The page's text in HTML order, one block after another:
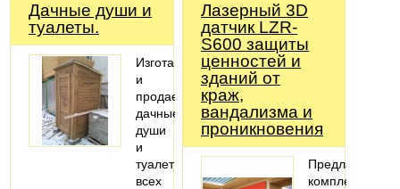
Дачные души и
туалеты.
Изготавливаем
и
продаем
дачные
души
и
туалеты
всех
Лазерный 3D
датчик LZR-
S600 защиты
ценностей и
зданий от
краж,
вандализма и
проникновения
Предлагаем
комплекты